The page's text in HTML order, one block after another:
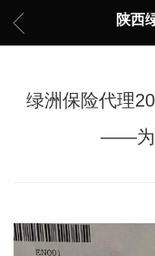
陕西
绿洲保险代理
——为